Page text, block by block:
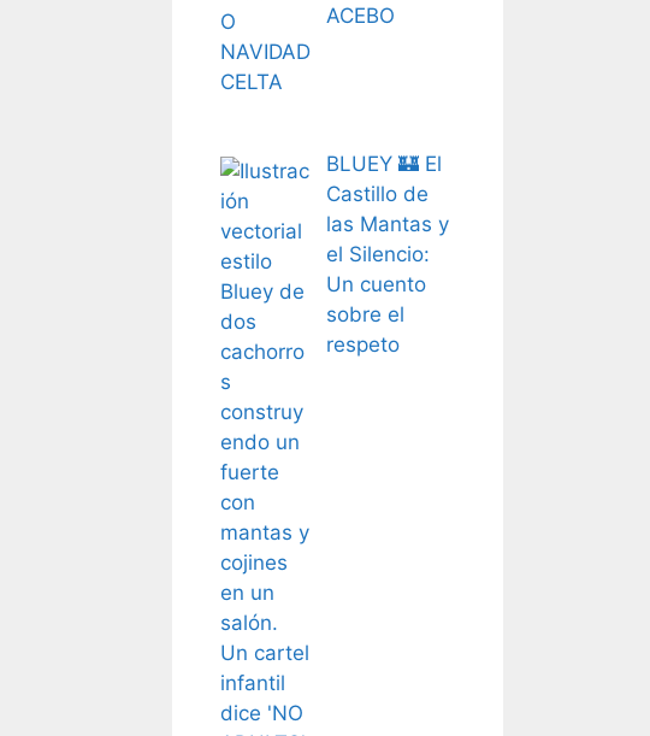
ACEBO
BLUEY 🏰 El
Castillo de
las Mantas y
el Silencio:
Un cuento
sobre el
respeto